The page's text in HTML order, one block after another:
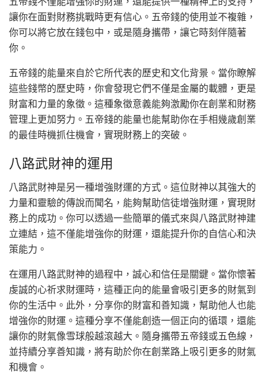
讓你在面對財務挑戰時更有信心。五帝錢的使用並不複雜，
你可以將它放在錢包中，或是隨身攜帶，讓它時刻伴隨著
你。
五帝錢的能量來自於它所代表的歷史和文化背景。當你瞭解
這些錢幣的歷史時，你會發現它們不僅是金屬的載體，更是
財富和力量的象徵。這種象徵意義能夠激勵你在創業和財務
管理上更加努力。五帝錢的能量也能幫助你在手相幾歲創業
的最佳時機抓住機會，實現財務上的突破。
八路武財神的運用
八路武財神是另一種增強財運的方式。這位財神以其強大的
力量和靈驗的傳說而聞名，能夠幫助信徒增強財運，實現財
務上的成功。你可以透過一些簡單的儀式來與八路武財神建
立連結，這不僅能增強你的財運，還能提升你的自信心和決
策能力。
在運用八路武財神的過程中，誠心和信任是關鍵。當你懷著
虔誠的心祈求財運時，這種正向的能量會吸引更多的財氣到
你的生活中。此外，分享你的財富和善知識，幫助他人也能
增強你的財運。這種分享不僅能創造一個正向的循環，還能
讓你的財氣像雪球般越滾越大。隨身攜帶五帝錢或五色線，
並持續分享善知識，將有助於你在創業路上吸引更多的財氣
和機會。